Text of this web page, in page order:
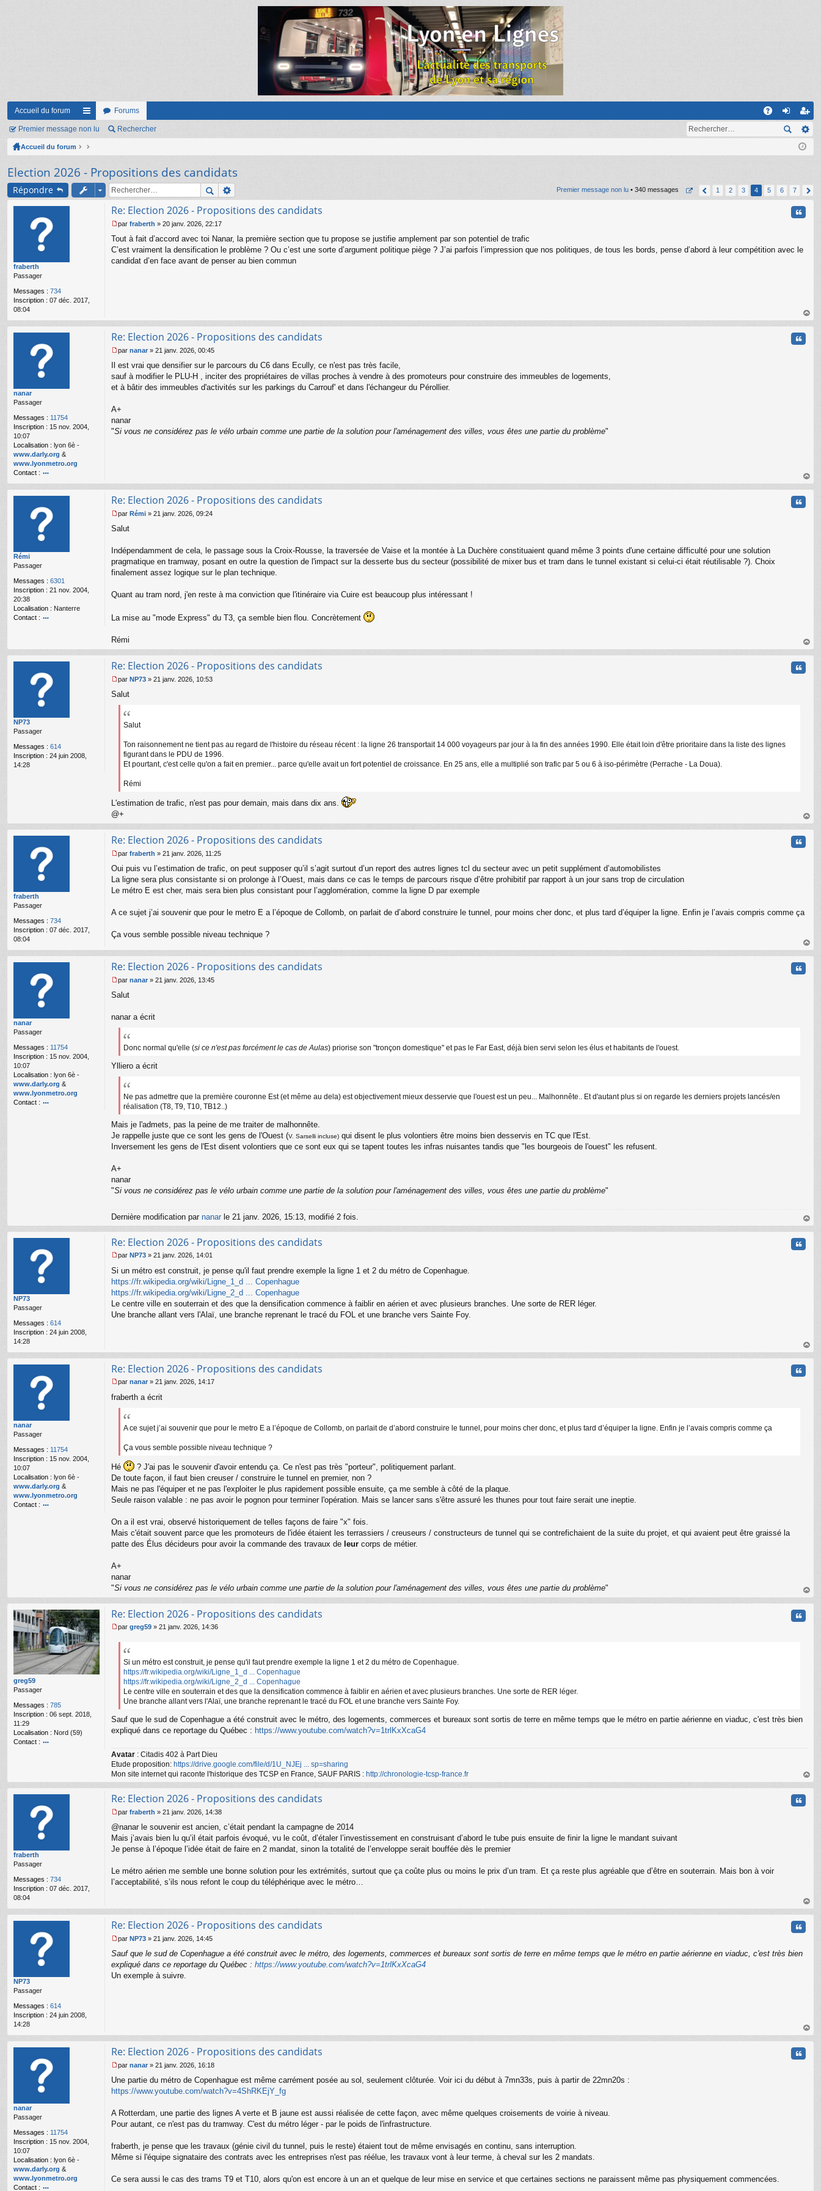
Accueil du forum
ac
co
ci
s
Forums
on
on
ns
cri
on
Premier message non lu Rechercher
Accueil du forum
Election 2026 - Propositions des candidats
Répondre Premier message non lu • 340 messages 1 2 3 4 5 6 7
fraberth
Passager
Messages : 734
Inscription : 07 déc. 2017,
08:04
Re: Election 2026 - Propositions des candidats
e
s
s
l
par fraberth » 20 janv. 2026, 22:17
Tout à fait d’accord avec toi Nanar, la première section que tu propose se justifie amplement par son potentiel de trafic
C’est vraiment la densification le problème ? Ou c’est une sorte d’argument politique piège ? J’ai parfois l’impression que nos politiques, de tous les bords, pense d’abord à leur compétition avec le
candidat d’en face avant de penser au bien commun
au
nanar
Passager
Messages : 11754
Inscription : 15 nov. 2004,
10:07
Localisation : lyon 6è -
www.darly.org &
www.lyonmetro.org
Contact :
o
te
r
n
a
Re: Election 2026 - Propositions des candidats
e
s
s
e
n
o
par nanar » 21 janv. 2026, 00:45
Il est vrai que densifier sur le parcours du C6 dans Ecully, ce n'est pas très facile,
sauf à modifier le PLU-H , inciter des propriétaires de villas proches à vendre à des promoteurs pour construire des immeubles de logements,
et à bâtir des immeubles d'activités sur les parkings du Carrouf' et dans l'échangeur du Pérollier.
A+
nanar
"Si vous ne considérez pas le vélo urbain comme une partie de la solution pour l'aménagement des villes, vous êtes une partie du problème"
au
Rémi
Passager
Messages : 6301
Inscription : 21 nov. 2004,
20:38
Localisation : Nanterre
Contact :
te
R
é
m
i
Re: Election 2026 - Propositions des candidats
e
s
g
e
o
u
par Rémi » 21 janv. 2026, 09:24
Salut
Indépendamment de cela, le passage sous la Croix-Rousse, la traversée de Vaise et la montée à La Duchère constituaient quand même 3 points d'une certaine difficulté pour une solution
pragmatique en tramway, posant en outre la question de l'impact sur la desserte bus du secteur (possibilité de mixer bus et tram dans le tunnel existant si celui-ci était réutilisable ?). Choix
finalement assez logique sur le plan technique.
Quant au tram nord, j'en reste à ma conviction que l'itinéraire via Cuire est beaucoup plus intéressant !
La mise au "mode Express" du T3, ça semble bien flou. Concrètement
Rémi
au
NP73
Passager
Messages : 614
Inscription : 24 juin 2008,
14:28
Re: Election 2026 - Propositions des candidats
e
s
par NP73 » 21 janv. 2026, 10:53
Salut
Salut
Ton raisonnement ne tient pas au regard de l'histoire du réseau récent : la ligne 26 transportait 14 000 voyageurs par jour à la fin des années 1990. Elle était loin d'être prioritaire dans la liste des lignes
figurant dans le PDU de 1996.
Et pourtant, c'est celle qu'on a fait en premier... parce qu'elle avait un fort potentiel de croissance. En 25 ans, elle a multiplié son trafic par 5 ou 6 à iso-périmètre (Perrache - La Doua).
Rémi
L'estimation de trafic, n'est pas pour demain, mais dans dix ans.
@+
au
fraberth
Passager
Messages : 734
Inscription : 07 déc. 2017,
08:04
Re: Election 2026 - Propositions des candidats
e
s
s
e
o
l
par fraberth » 21 janv. 2026, 11:25
Oui puis vu l’estimation de trafic, on peut supposer qu’il s’agit surtout d’un report des autres lignes tcl du secteur avec un petit supplément d’automobilistes
La ligne sera plus consistante si on prolonge à l’Ouest, mais dans ce cas le temps de parcours risque d’être prohibitif par rapport à un jour sans trop de circulation
Le métro E est cher, mais sera bien plus consistant pour l’agglomération, comme la ligne D par exemple
A ce sujet j’ai souvenir que pour le metro E a l’époque de Collomb, on parlait de d’abord construire le tunnel, pour moins cher donc, et plus tard d’équiper la ligne. Enfin je l’avais compris comme ça
Ça vous semble possible niveau technique ?
au
nanar
Passager
Messages : 11754
Inscription : 15 nov. 2004,
10:07
Localisation : lyon 6è -
www.darly.org &
www.lyonmetro.org
Contact :
Re: Election 2026 - Propositions des candidats
e
s
n
l
par nanar » 21 janv. 2026, 13:45
Salut
nanar a écrit
Donc normal qu'elle (si ce n'est pas forcément le cas de Aulas) priorise son "tronçon domestique" et pas le Far East, déjà bien servi selon les élus et habitants de l'ouest.
Ylliero a écrit
Ne pas admettre que la première couronne Est (et même au dela) est objectivement mieux desservie que l'ouest est un peu... Malhonnête.. Et d'autant plus si on regarde les derniers projets lancés/en
réalisation (T8, T9, T10, TB12..)
Mais je l'admets, pas la peine de me traiter de malhonnête.
Je rappelle juste que ce sont les gens de l'Ouest (V. Sarselli incluse) qui disent le plus volontiers être moins bien desservis en TC que l'Est.
Inversement les gens de l'Est disent volontiers que ce sont eux qui se tapent toutes les infras nuisantes tandis que "les bourgeois de l'ouest" les refusent.
A+
nanar
"Si vous ne considérez pas le vélo urbain comme une partie de la solution pour l'aménagement des villes, vous êtes une partie du problème"
Dernière modification par nanar le 21 janv. 2026, 15:13, modifié 2 fois.
au
NP73
Passager
Messages : 614
Inscription : 24 juin 2008,
14:28
Re: Election 2026 - Propositions des candidats
e
s
s
a
g
e
l
par NP73 » 21 janv. 2026, 14:01
Si un métro est construit, je pense qu'il faut prendre exemple la ligne 1 et 2 du métro de Copenhague.
https://fr.wikipedia.org/wiki/Ligne_1_d ... Copenhague
https://fr.wikipedia.org/wiki/Ligne_2_d ... Copenhague
Le centre ville en souterrain et des que la densification commence à faiblir en aérien et avec plusieurs branches. Une sorte de RER léger.
Une branche allant vers l'Alaï, une branche reprenant le tracé du FOL et une branche vers Sainte Foy.
au
nanar
Passager
Messages : 11754
Inscription : 15 nov. 2004,
10:07
Localisation : lyon 6è -
www.darly.org &
www.lyonmetro.org
Contact :
Re: Election 2026 - Propositions des candidats
e
s
n
l
u
par nanar » 21 janv. 2026, 14:17
fraberth a écrit
A ce sujet j’ai souvenir que pour le metro E a l’époque de Collomb, on parlait de d’abord construire le tunnel, pour moins cher donc, et plus tard d’équiper la ligne. Enfin je l’avais compris comme ça
Ça vous semble possible niveau technique ?
Hé
? J'ai pas le souvenir d'avoir entendu ça. Ce n'est pas très "porteur", politiquement parlant.
De toute façon, il faut bien creuser / construire le tunnel en premier, non ?
Mais ne pas l'équiper et ne pas l'exploiter le plus rapidement possible ensuite, ça me semble à côté de la plaque.
Seule raison valable : ne pas avoir le pognon pour terminer l'opération. Mais se lancer sans s'être assuré les thunes pour tout faire serait une ineptie.
On a il est vrai, observé historiquement de telles façons de faire "x" fois.
Mais c'était souvent parce que les promoteurs de l'idée étaient les terrassiers / creuseurs / constructeurs de tunnel qui se contrefichaient de la suite du projet, et qui avaient peut être graissé la
patte des Élus décideurs pour avoir la commande des travaux de leur corps de métier.
A+
nanar
"Si vous ne considérez pas le vélo urbain comme une partie de la solution pour l'aménagement des villes, vous êtes une partie du problème"
au
greg59
Passager
Messages : 785
Inscription : 06 sept. 2018,
11:29
Localisation : Nord (59)
Contact :
r
e
g
59
Re: Election 2026 - Propositions des candidats
e
n
u
par greg59 » 21 janv. 2026, 14:36
Si un métro est construit, je pense qu'il faut prendre exemple la ligne 1 et 2 du métro de Copenhague.
https://fr.wikipedia.org/wiki/Ligne_1_d ... Copenhague
https://fr.wikipedia.org/wiki/Ligne_2_d ... Copenhague
Le centre ville en souterrain et des que la densification commence à faiblir en aérien et avec plusieurs branches. Une sorte de RER léger.
Une branche allant vers l'Alaï, une branche reprenant le tracé du FOL et une branche vers Sainte Foy.
Sauf que le sud de Copenhague a été construit avec le métro, des logements, commerces et bureaux sont sortis de terre en même temps que le métro en partie aérienne en viaduc, c'est très bien
expliqué dans ce reportage du Québec : https://www.youtube.com/watch?v=1trlKxXcaG4
Avatar : Citadis 402 à Part Dieu
Etude proposition: https://drive.google.com/file/d/1U_NJEj ... sp=sharing
Mon site internet qui raconte l'historique des TCSP en France, SAUF PARIS : http://chronologie-tcsp-france.fr
au
fraberth
Passager
Messages : 734
Inscription : 07 déc. 2017,
08:04
Re: Election 2026 - Propositions des candidats
e
s
s
e
n
l
par fraberth » 21 janv. 2026, 14:38
@nanar le souvenir est ancien, c’était pendant la campagne de 2014
Mais j’avais bien lu qu’il était parfois évoqué, vu le coût, d’étaler l’investissement en construisant d’abord le tube puis ensuite de finir la ligne le mandant suivant
Je pense à l’époque l’idée était de faire en 2 mandat, sinon la totalité de l’enveloppe serait bouffée dès le premier
Le métro aérien me semble une bonne solution pour les extrémités, surtout que ça coûte plus ou moins le prix d’un tram. Et ça reste plus agréable que d’être en souterrain. Mais bon à voir
l’acceptabilité, s’ils nous refont le coup du téléphérique avec le métro…
au
NP73
Passager
Messages : 614
Inscription : 24 juin 2008,
14:28
Re: Election 2026 - Propositions des candidats
e
s
s
l
par NP73 » 21 janv. 2026, 14:45
Sauf que le sud de Copenhague a été construit avec le métro, des logements, commerces et bureaux sont sortis de terre en même temps que le métro en partie aérienne en viaduc, c'est très bien
expliqué dans ce reportage du Québec : https://www.youtube.com/watch?v=1trlKxXcaG4
Un exemple à suivre.
au
nanar
Passager
Messages : 11754
Inscription : 15 nov. 2004,
10:07
Localisation : lyon 6è -
www.darly.org &
www.lyonmetro.org
Contact :
Re: Election 2026 - Propositions des candidats
e
s
a
g
e
o
n
par nanar » 21 janv. 2026, 16:18
Une partie du métro de Copenhague est même carrément posée au sol, seulement clôturée. Voir ici du début à 7mn33s, puis à partir de 22mn20s :
https://www.youtube.com/watch?v=4ShRKEjY_fg
A Rotterdam, une partie des lignes A verte et B jaune est aussi réalisée de cette façon, avec même quelques croisements de voirie à niveau.
Pour autant, ce n'est pas du tramway. C'est du métro léger - par le poids de l'infrastructure.
fraberth, je pense que les travaux (génie civil du tunnel, puis le reste) étaient tout de même envisagés en continu, sans interruption.
Même si l'équipe signataire des contrats avec les entreprises n'est pas réélue, les travaux vont à leur terme, à cheval sur les 2 mandats.
Ce sera aussi le cas des trams T9 et T10, alors qu'on est encore à un an et quelque de leur mise en service et que certaines sections ne paraissent même pas physiquement commencées.